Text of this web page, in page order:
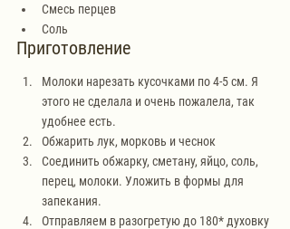
Смесь перцев
Соль
Приготовление
Молоки нарезать кусочками по 4-5 см. Я
этого не сделала и очень пожалела, так
удобнее есть.
Обжарить лук, морковь и чеснок
Соединить обжарку, сметану, яйцо, соль,
перец, молоки. Уложить в формы для
запекания.
Отправляем в разогретую до 180* духовку